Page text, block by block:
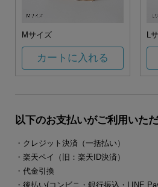
Mサイズ
カートに入れる
L
以下のお支払いがご利用いた
・クレジット決済（一括払い）
・楽天ペイ（旧：楽天ID決済）
・代金引換
・後払い(コンビニ・銀行振込・LINE